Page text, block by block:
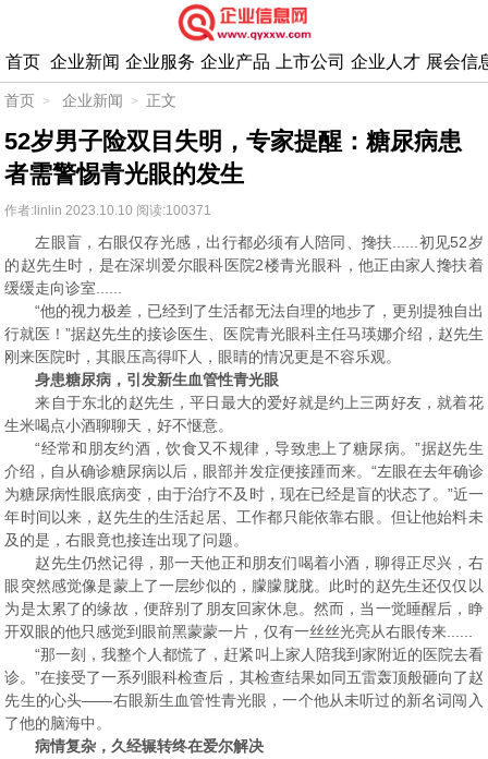
首页 企业新闻 企业服务 企业产品 上市公司 企业人才 展会信
首页 企业新闻 正文
52岁男子险双目失明，专家提醒：糖尿病患
者需警惕青光眼的发生
作者:linlin 2023.10.10 阅读:100371
左眼盲，右眼仅存光感，出行都必须有人陪同、搀扶......初见52岁
的赵先生时，是在深圳爱尔眼科医院2楼青光眼科，他正由家人搀扶着
缓缓走向诊室......
“他的视力极差，已经到了生活都无法自理的地步了，更别提独自出
行就医！”据赵先生的接诊医生、医院青光眼科主任马瑛娜介绍，赵先生
刚来医院时，其眼压高得吓人，眼睛的情况更是不容乐观。
身患糖尿病，引发新生血管性青光眼
来自于东北的赵先生，平日最大的爱好就是约上三两好友，就着花
生米喝点小酒聊聊天，好不惬意。
“经常和朋友约酒，饮食又不规律，导致患上了糖尿病。”据赵先生
介绍，自从确诊糖尿病以后，眼部并发症便接踵而来。“左眼在去年确诊
为糖尿病性眼底病变，由于治疗不及时，现在已经是盲的状态了。”近一
年时间以来，赵先生的生活起居、工作都只能依靠右眼。但让他始料未
及的是，右眼竟也接连出现了问题。
赵先生仍然记得，那一天他正和朋友们喝着小酒，聊得正尽兴，右
眼突然感觉像是蒙上了一层纱似的，朦朦胧胧。此时的赵先生还仅仅以
为是太累了的缘故，便辞别了朋友回家休息。然而，当一觉睡醒后，睁
开双眼的他只感觉到眼前黑蒙蒙一片，仅有一丝丝光亮从右眼传来......
“那一刻，我整个人都慌了，赶紧叫上家人陪我到家附近的医院去看
诊。”在接受了一系列眼科检查后，其检查结果如同五雷轰顶般砸向了赵
先生的心头——右眼新生血管性青光眼，一个他从未听过的新名词闯入
了他的脑海中。
病情复杂，久经辗转终在爱尔解决